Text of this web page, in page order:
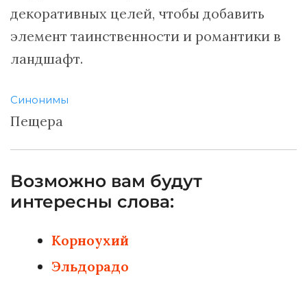
декоративных целей, чтобы добавить
элемент таинственности и романтики в
ландшафт.
Синонимы
Пещера
Возможно вам будут
интересны слова:
Корноухий
Эльдорадо